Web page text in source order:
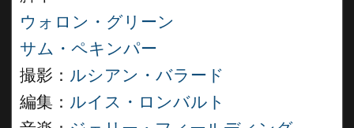
ウォロン・グリーン
サム・ペキンパー
撮影： ルシアン・バラード
編集： ルイス・ロンバルト